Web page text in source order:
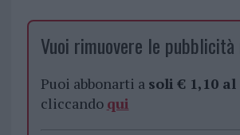
Vuoi rimuovere le pubblicità
Puoi abbonarti a soli € 1,10 al
cliccando qui